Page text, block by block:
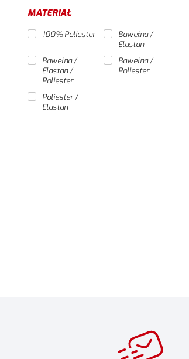
MATERIAŁ
100% Poliester
Bawełna /
Elastan
Bawełna /
Elastan /
Poliester
Bawełna /
Poliester
Poliester /
Elastan